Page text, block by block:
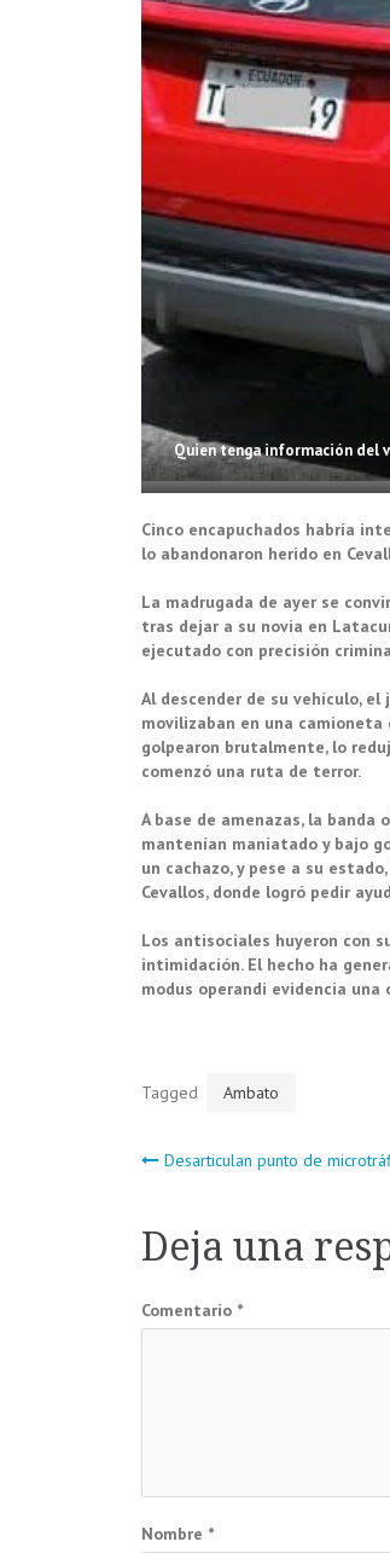
Quien tenga información del
Cinco encapuchados habría
lo abandonaron herido en
La madrugada de ayer se
tras dejar a su novia en
ejecutado con precisión
Al descender de su vehículo,
movilizaban en una camioneta
golpearon brutalmente, lo
comenzó una ruta de terror.
A base de amenazas, la
mantenían maniatado y bajo
un cachazo, y pese a su
Cevallos, donde logró pedir
Los antisociales huyeron con
intimidación. El hecho ha
modus operandi evidencia
Tagged Ambato
de
entradas
Desarticulan punto de
Deja una
Comentario *
Nombre *